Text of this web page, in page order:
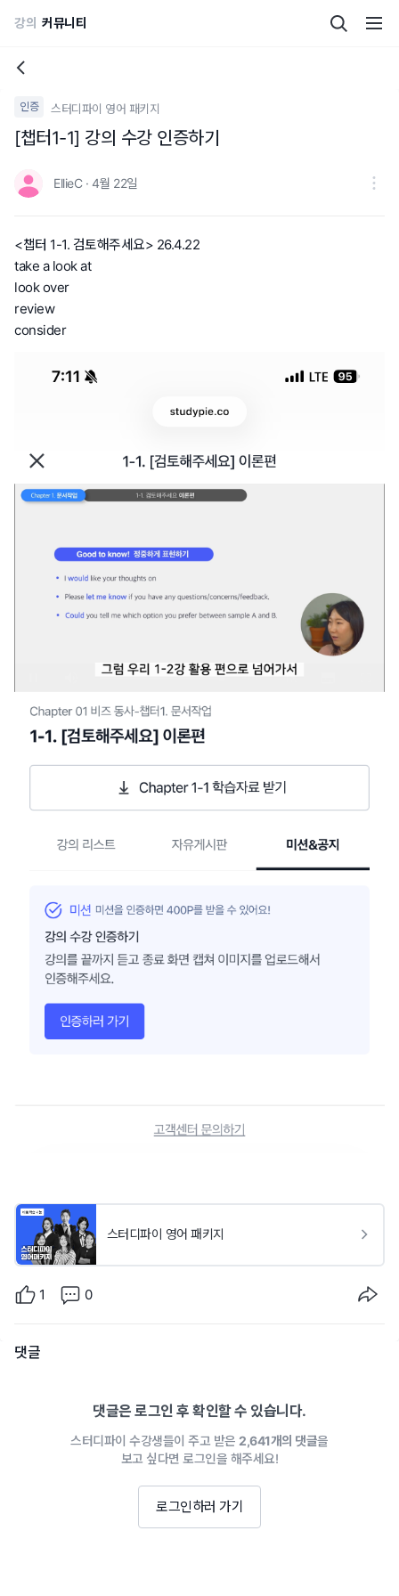
강의 커뮤니티
인증 스터디파이 영어 패키지
[챕터1-1] 강의 수강 인증하기
EllieC · 4월 22일
<챕터 1-1. 검토해주세요> 26.4.22
take a look at
look over
review
consider
스터디파이 영어 패키지
1 0
댓글
댓글은 로그인 후 확인할 수 있습니다.
스터디파이 수강생들이 주고 받은 2,641개의 댓글을
보고 싶다면 로그인을 해주세요!
로그인하러 가기